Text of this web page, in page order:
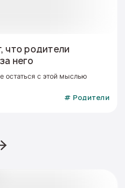
что родители
него
остаться с этой мыслью
# Родители